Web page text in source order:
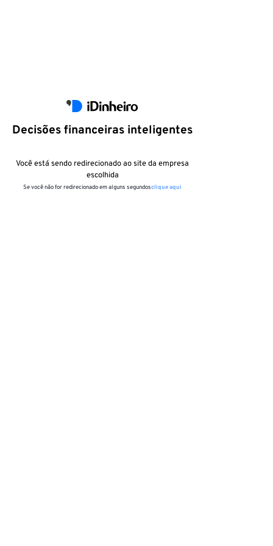
Decisões financeiras inteligentes
Você está sendo redirecionado ao site da empresa
escolhida
Se você não for redirecionado em alguns segundosclique aqui